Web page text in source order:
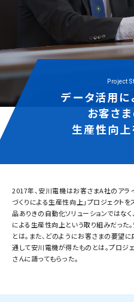
Project St
データ活用に
お客さま
生産性向上
2017年、安川電機はお客さまA社のアラ
づくりによる生産性向上」プロジェクト
品ありきの自動化ソリューションではな
による生産性向上という取り組みだった
とは。また、どのようにお客さまの要望に
通して安川電機が得たものとは。プロジ
さんに語ってもらった。